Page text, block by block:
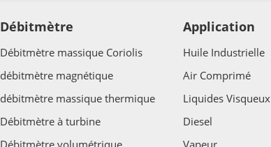
Débitmètre
Débitmètre massique Coriolis
débitmètre magnétique
débitmètre massique thermique
Débitmètre à turbine
Application
Huile Industrielle
Air Comprimé
Liquides Visqueux
Diesel